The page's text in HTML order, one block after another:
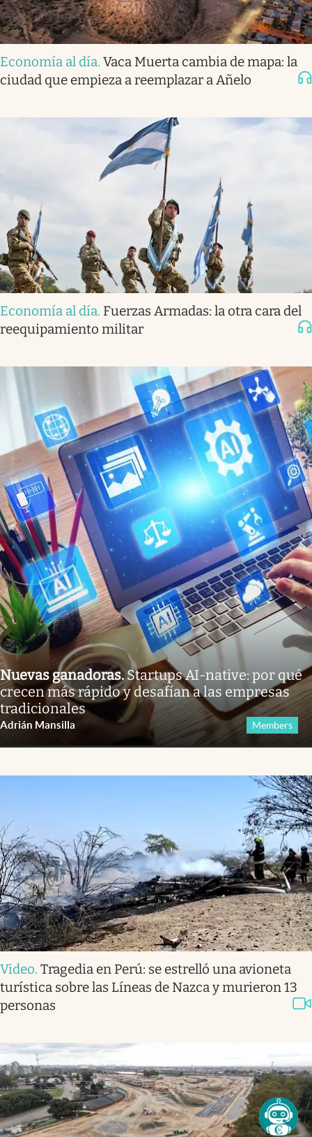
Economía al día. Vaca Muerta cambia de mapa: la
ciudad que empieza a reemplazar a Añelo
Economía al día. Fuerzas Armadas: la otra cara del
reequipamiento militar
Nuevas ganadoras.Startups AI-native: por qué
crecen más rápido y desafían a las empresas
tradicionales
Adrián Mansilla Members
Video. Tragedia en Perú: se estrelló una avioneta
turística sobre las Líneas de Nazca y murieron 13
personas